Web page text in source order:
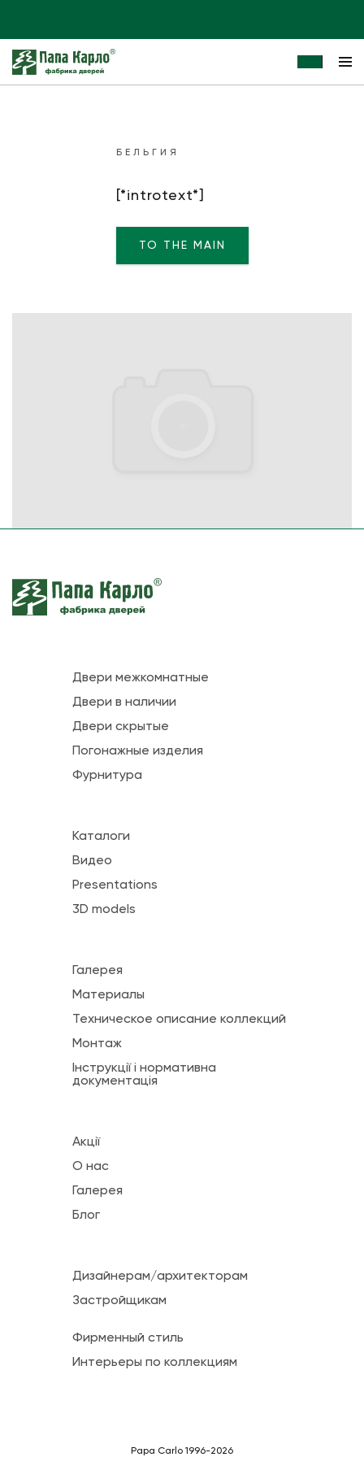
БЕЛЬГИЯ
[*introtext*]
TO THE MAIN
Двери межкомнатные
Двери в наличии
Двери скрытые
Погонажные изделия
Фурнитура
Каталоги
Видео
Presentations
3D models
Галерея
Материалы
Техническое описание коллекций
Монтаж
Інструкції і нормативна
документація
Акції
О нас
Галерея
Блог
Дизайнерам/архитекторам
Застройщикам
Фирменный стиль
Интерьеры по коллекциям
Papa Carlo 1996-2026